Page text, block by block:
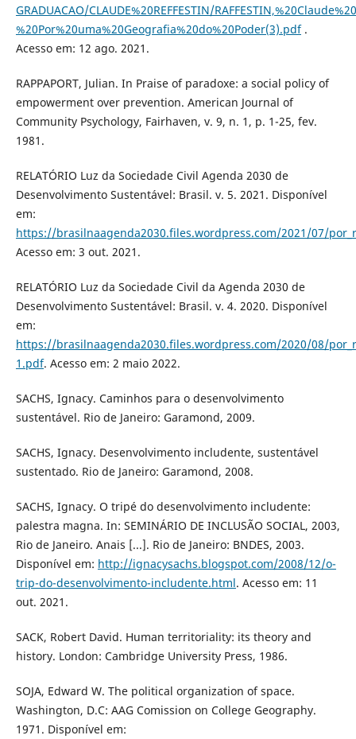
GRADUACAO/CLAUDE%20REFFESTIN/
%20Por%20uma%20Geografia%20do%20Poder(3).pdf.
Acesso em: 12 ago. 2021.
RAPPAPORT, Julian. In Praise of paradoxe: a social policy of
empowerment over prevention. American Journal of
Community Psychology, Fairhaven, v. 9, n. 1, p. 1-25, fev.
1981.
RELATÓRIO Luz da Sociedade Civil Agenda 2030 de
Desenvolvimento Sustentável: Brasil. v. 5. 2021. Disponível
em:
https://brasilnaagenda2030.files.wordpress.com/2021/07/
Acesso em: 3 out. 2021.
RELATÓRIO Luz da Sociedade Civil da Agenda 2030 de
Desenvolvimento Sustentável: Brasil. v. 4. 2020. Disponível
em:
https://brasilnaagenda2030.files.wordpress.com/2020/08/
1.pdf. Acesso em: 2 maio 2022.
SACHS, Ignacy. Caminhos para o desenvolvimento
sustentável. Rio de Janeiro: Garamond, 2009.
SACHS, Ignacy. Desenvolvimento includente, sustentável
sustentado. Rio de Janeiro: Garamond, 2008.
SACHS, Ignacy. O tripé do desenvolvimento includente:
palestra magna. In: SEMINÁRIO DE INCLUSÃO SOCIAL, 2003,
Rio de Janeiro. Anais [...]. Rio de Janeiro: BNDES, 2003.
Disponível em: http://ignacysachs.blogspot.com/2008/12/o-
trip-do-desenvolvimento-includente.html. Acesso em: 11
out. 2021.
SACK, Robert David. Human territoriality: its theory and
history. London: Cambridge University Press, 1986.
SOJA, Edward W. The political organization of space.
Washington, D.C: AAG Comission on College Geography.
1971. Disponível em: